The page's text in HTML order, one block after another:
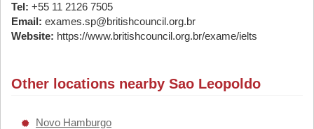
Tel: +55 11 2126 7505
Email: exames.sp@britishcouncil.org.br
Website: https://www.britishcouncil.org.br/exame/ielts
Other locations nearby Sao Leopoldo
Novo Hamburgo